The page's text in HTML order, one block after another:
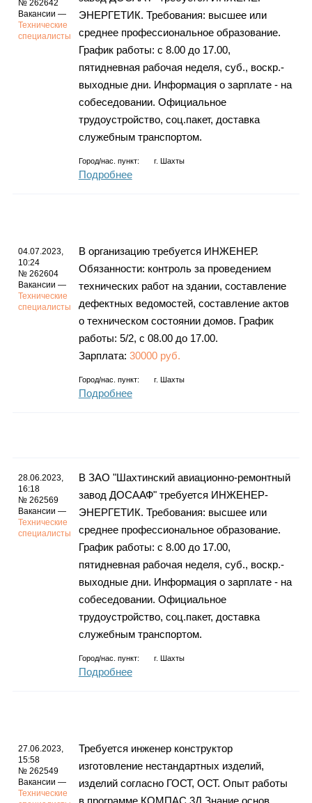
№ 262642
Вакансии —
Технические
специалисты
ЭНЕРГЕТИК. Требования: высшее или
среднее профессиональное образование.
График работы: с 8.00 до 17.00,
пятидневная рабочая неделя, суб., воскр.-
выходные дни. Информация о зарплате - на
собеседовании. Официальное
трудоустройство, соц.пакет, доставка
служебным транспортом.
Город/нас. пункт: г. Шахты
Подробнее
04.07.2023,
10:24
№ 262604
Вакансии —
Технические
специалисты
В организацию требуется ИНЖЕНЕР.
Обязанности: контроль за проведением
технических работ на здании, составление
дефектных ведомостей, составление актов
о техническом состоянии домов. График
работы: 5/2, с 08.00 до 17.00.
Зарплата: 30000 руб.
Город/нас. пункт: г. Шахты
Подробнее
28.06.2023,
16:18
№ 262569
Вакансии —
Технические
специалисты
В ЗАО "Шахтинский авиационно-ремонтный
завод ДОСААФ" требуется ИНЖЕНЕР-
ЭНЕРГЕТИК. Требования: высшее или
среднее профессиональное образование.
График работы: с 8.00 до 17.00,
пятидневная рабочая неделя, суб., воскр.-
выходные дни. Информация о зарплате - на
собеседовании. Официальное
трудоустройство, соц.пакет, доставка
служебным транспортом.
Город/нас. пункт: г. Шахты
Подробнее
27.06.2023,
15:58
№ 262549
Вакансии —
Технические
Требуется инженер конструктор
изготовление нестандартных изделий,
изделий согласно ГОСТ, ОСТ. Опыт работы